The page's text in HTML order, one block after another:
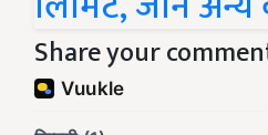
Share your